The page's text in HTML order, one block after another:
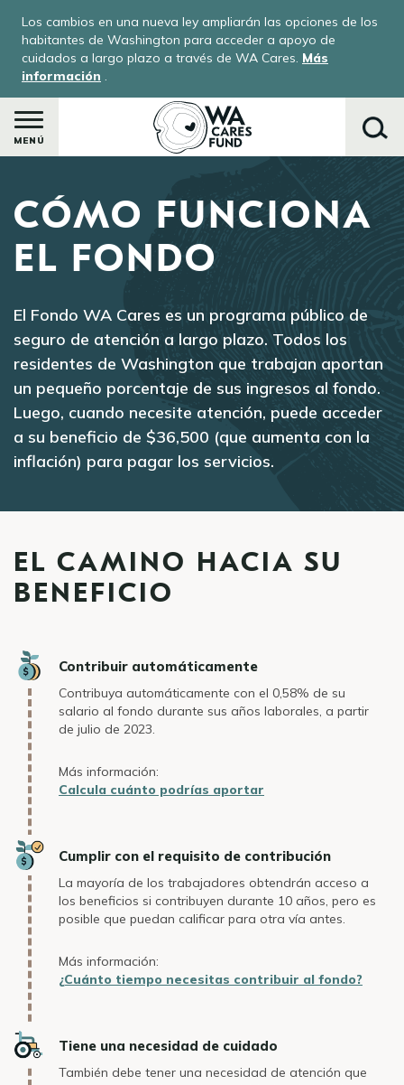
contenido
principal
Los cambios en una nueva ley ampliarán las opciones de los
habitantes de Washington para acceder a apoyo de
cuidados a largo plazo a través de WA Cares. Más
información .
MENÚ
Buscar
CÓMO FUNCIONA
EL FONDO
El Fondo WA Cares es un programa público de
seguro de atención a largo plazo. Todos los
residentes de Washington que trabajan aportan
un pequeño porcentaje de sus ingresos al fondo.
Luego, cuando necesite atención, puede acceder
a su beneficio de $36,500 (que aumenta con la
inflación) para pagar los servicios.
EL CAMINO HACIA SU
BENEFICIO
Icon Contribuir automáticamente
Contribuya automáticamente con el 0,58% de su
salario al fondo durante sus años laborales, a partir
de julio de 2023.
Más información:
Calcula cuánto podrías aportar
Icon Cumplir con el requisito de contribución
La mayoría de los trabajadores obtendrán acceso a
los beneficios si contribuyen durante 10 años, pero es
posible que puedan calificar para otra vía antes.
Más información:
¿Cuánto tiempo necesitas contribuir al fondo?
Icon Tiene una necesidad de cuidado
También debe tener una necesidad de atención que